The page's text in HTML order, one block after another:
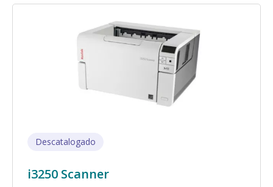
Imagen
Descatalogado
i3250 Scanner